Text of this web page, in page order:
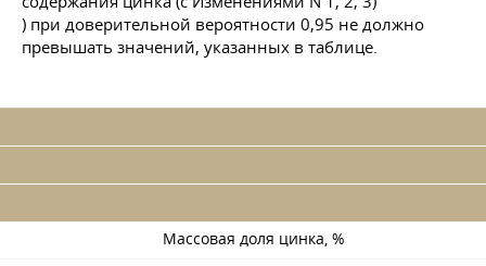
) при доверительной вероятности 0,95 не должно
превышать значений, указанных в таблице.
Массовая доля цинка, %